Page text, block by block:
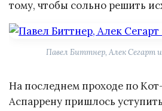
тому, чтобы сольно решить
Павел Биттнер, Алек Сегарт
На последнем проходе по
Аспаррену пришлось